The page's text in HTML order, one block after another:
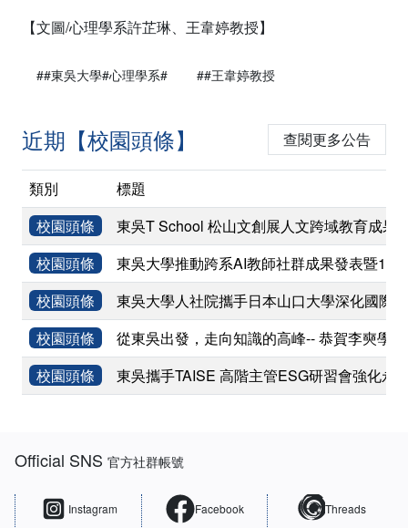
【文圖/心理學系許芷琳、王韋婷教授】
##東吳大學#心理學系# ##王韋婷教授
近期【校園頭條】 查閱更多公告
類別
標題
校園頭條
東吳T School 松山文創展人文跨域教育成果
校園頭條
東吳大學推動跨系AI教師社群成果發表暨
校園頭條
東吳大學人社院攜手日本山口大學深化國際
校園頭條
從東吳出發，走向知識的高峰-- 恭賀李奭學
校園頭條
東吳攜手TAISE 高階主管ESG研習會強化永
Official SNS官方社群帳號
Instagram
Facebook
Threads